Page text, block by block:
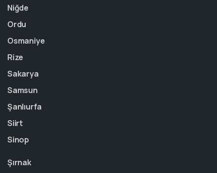
Niğde
Ordu
Osmaniye
Rize
Sakarya
Samsun
Şanlıurfa
Siirt
Sinop
Şırnak